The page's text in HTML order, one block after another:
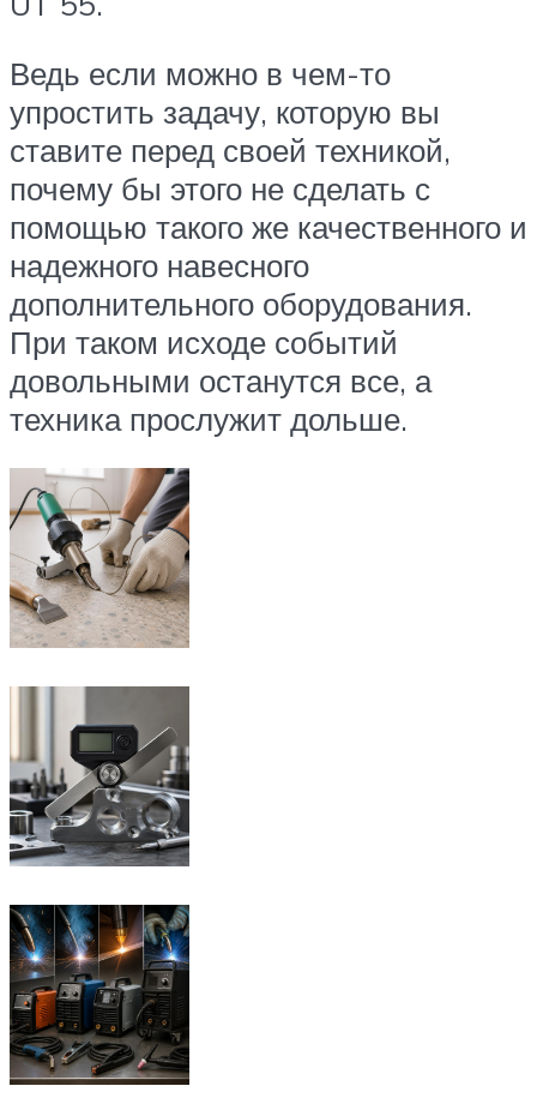
Ведь если можно в чем-то
упростить задачу, которую вы
ставите перед своей техникой,
почему бы этого не сделать с
помощью такого же качественного и
надежного навесного
дополнительного оборудования.
При таком исходе событий
довольными останутся все, а
техника прослужит дольше.